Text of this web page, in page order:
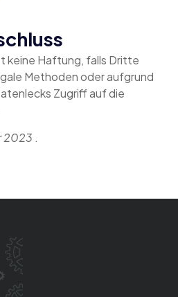
keine Haftung, falls Dritte
Methoden oder aufgrund
Zugriff auf die
2023 .